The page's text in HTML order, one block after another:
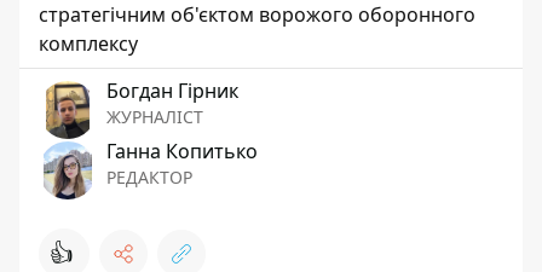
стратегічним об'єктом ворожого оборонного
комплексу
Богдан Гірник
ЖУРНАЛІСТ
Ганна Копитько
РЕДАКТОР
👍